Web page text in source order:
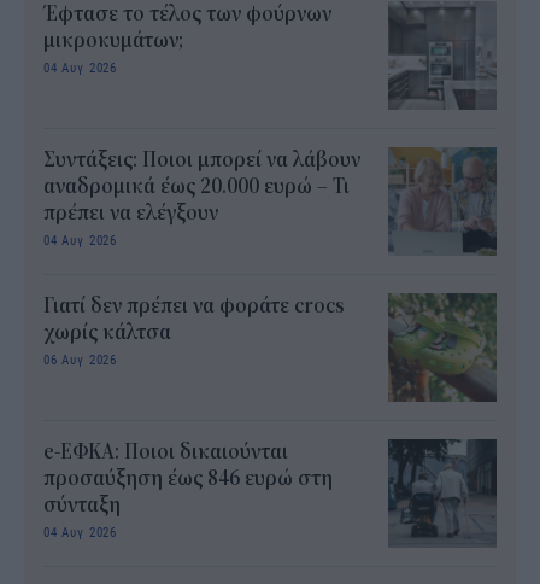
Έφτασε το τέλος των φούρνων
μικροκυμάτων;
04 Αυγ 2026
Συντάξεις: Ποιοι μπορεί να λάβουν
αναδρομικά έως 20.000 ευρώ – Τι
πρέπει να ελέγξουν
04 Αυγ 2026
Γιατί δεν πρέπει να φοράτε crocs
χωρίς κάλτσα
06 Αυγ 2026
e-ΕΦΚΑ: Ποιοι δικαιούνται
προσαύξηση έως 846 ευρώ στη
σύνταξη
04 Αυγ 2026